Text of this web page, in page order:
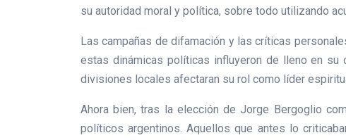
su autoridad moral y política, sobre todo utilizando
Las campañas de difamación y las críticas
estas dinámicas políticas influyeron de lleno en su
divisiones locales afectaran su rol como líder
Ahora bien, tras la elección de Jorge Bergoglio
políticos argentinos. Aquellos que antes lo